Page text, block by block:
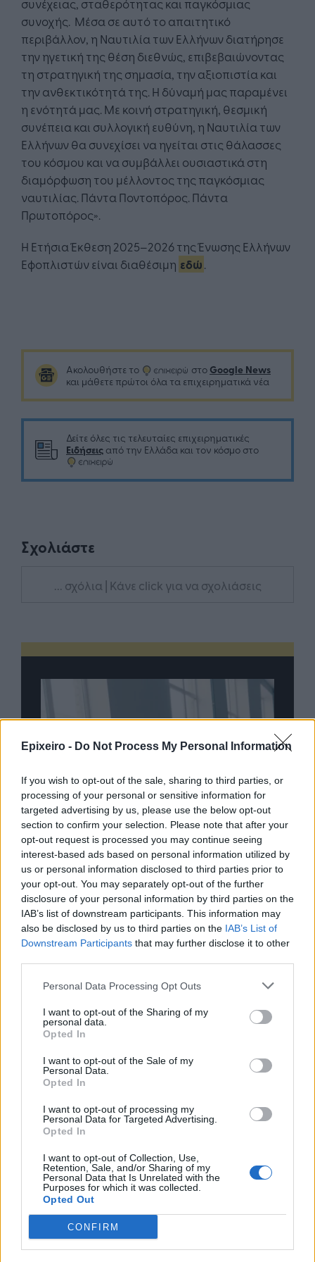
Epixeiro - Do Not Process My Personal Information
If you wish to opt-out of the sale, sharing to third parties, or
processing of your personal or sensitive information for
targeted advertising by us, please use the below opt-out
section to confirm your selection. Please note that after your
opt-out request is processed you may continue seeing
interest-based ads based on personal information utilized by
us or personal information disclosed to third parties prior to
your opt-out. You may separately opt-out of the further
disclosure of your personal information by third parties on the
IAB’s list of downstream participants. This information may
also be disclosed by us to third parties on the IAB’s List of
Downstream Participants that may further disclose it to other
Personal Data Processing Opt Outs
I want to opt-out of the Sharing of my
personal data.
Opted In
I want to opt-out of the Sale of my
Personal Data.
Opted In
I want to opt-out of processing my
Personal Data for Targeted Advertising.
Opted In
I want to opt-out of Collection, Use,
Retention, Sale, and/or Sharing of my
Personal Data that Is Unrelated with the
Purposes for which it was collected.
Opted Out
CONFIRM
συνέχειας, σταθερότητας και παγκόσμιας
συνοχής. Μέσα σε αυτό το απαιτητικό
περιβάλλον, η Ναυτιλία των Ελλήνων διατήρησε
την ηγετική της θέση διεθνώς, επιβεβαιώνοντας
τη στρατηγική της σημασία, την αξιοπιστία και
την ανθεκτικότητά της. Η δύναμή μας παραμένει
η ενότητά μας. Με κοινή στρατηγική, θεσμική
συνέπεια και συλλογική ευθύνη, η Ναυτιλία των
Ελλήνων θα συνεχίσει να ηγείται στις θάλασσες
του κόσμου και να συμβάλλει ουσιαστικά στη
διαμόρφωση του μέλλοντος της παγκόσμιας
ναυτιλίας. Πάντα Ποντοπόρος. Πάντα
Πρωτοπόρος».
Η Ετήσια Έκθεση 2025–2026 της Ένωσης Ελλήνων
Εφοπλιστών είναι διαθέσιμη εδώ.
Ακολουθήστε το στο Google News
και μάθετε πρώτοι όλα τα επιχειρηματικά νέα
Δείτε όλες τις τελευταίες επιχειρηματικές
Ειδήσεις από την Ελλάδα και τον κόσμο στο
Σχολιάστε
... σχόλια | Κάνε click για να σχολιάσεις
TP Greece: Πώς διαμορφώνεται το
μέλλον του Insurance στην εποχή του AI
σου
Advertorial
Περισσότερα από το
πυρόπληκτους - Θα λάβουν μέτρα
ανακούφισης
05/08/26 |15:44
Παράταση στην υποχρεωτική
ηλεκτρονική τιμολόγηση μέσω
παρόχου ζητούν Βιοτεχνικό